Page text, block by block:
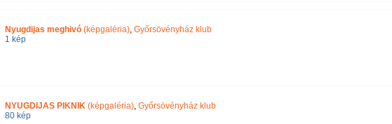
Nyugdijas meghivó(képgaléria), Győrsövényház klub
1 kép
NYUGDIJAS PIKNIK(képgaléria), Győrsövényház klub
80 kép